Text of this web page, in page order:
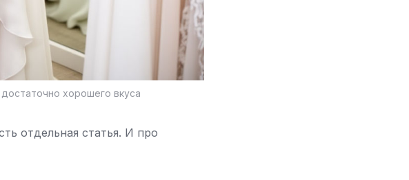
хорошего вкуса
отдельная статья. И про